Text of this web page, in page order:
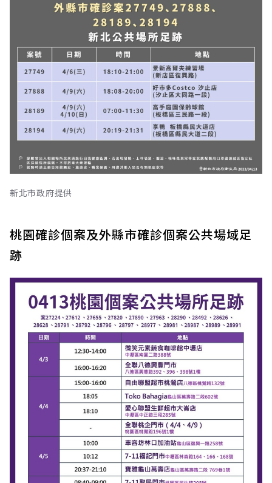
新北市政府提供
桃園確診個案及外縣市確診個案公共場域足
跡